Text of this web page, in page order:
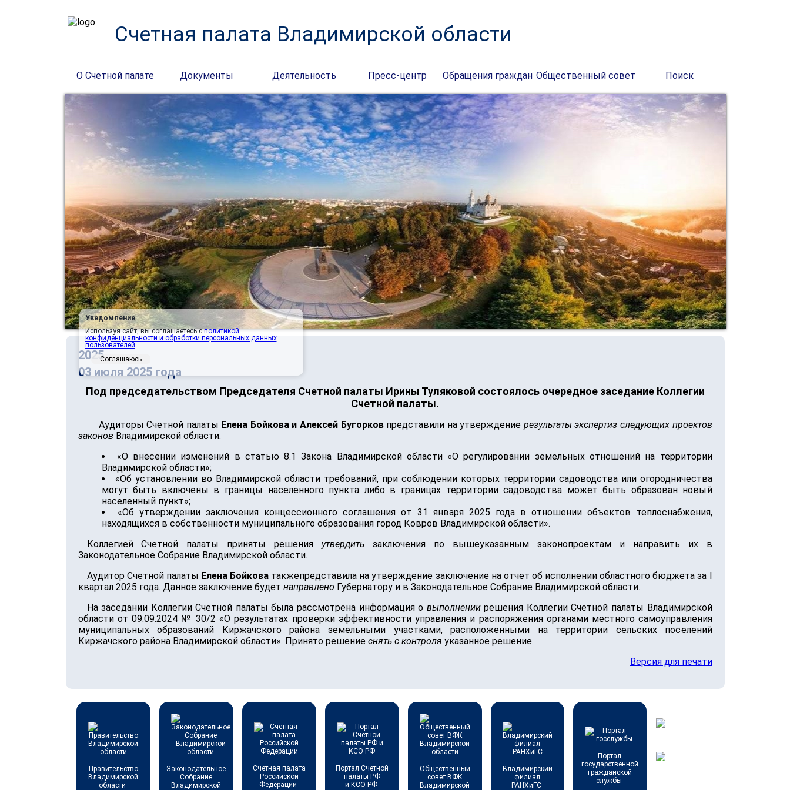
Счетная палата Владимирской области
О Счетной палате Документы Деятельность Пресс-центр Обращения граждан Общественный совет Поиск
2025
03 июля 2025 года
Под председательством Председателя Счетной палаты Ирины Туляковой состоялось очередное заседание Коллегии
Счетной палаты.
Аудиторы Счетной палаты Елена Бойкова и Алексей Бугорков представили на утверждение результаты экспертиз следующих проектов
законов Владимирской области:
«О внесении изменений в статью 8.1 Закона Владимирской области «О регулировании земельных отношений на территории
Владимирской области»;
«Об установлении во Владимирской области требований, при соблюдении которых территории садоводства или огородничества
могут быть включены в границы населенного пункта либо в границах территории садоводства может быть образован новый
населенный пункт»;
«Об утверждении заключения концессионного соглашения от 31 января 2025 года в отношении объектов теплоснабжения,
находящихся в собственности муниципального образования город Ковров Владимирской области».
Коллегией Счетной палаты приняты решения утвердить заключения по вышеуказанным законопроектам и направить их в
Законодательное Собрание Владимирской области.
Аудитор Счетной палаты Елена Бойкова такжепредставила на утверждение заключение на отчет об исполнении областного бюджета за I
квартал 2025 года. Данное заключение будет направлено Губернатору и в Законодательное Собрание Владимирской области.
На заседании Коллегии Счетной палаты была рассмотрена информация о выполнениирешения Коллегии Счетной палаты Владимирской
области от 09.09.2024 № 30/2 «О результатах проверки эффективности управления и распоряжения органами местного самоуправления
муниципальных образований Киржачского района земельными участками, расположенными на территории сельских поселений
Киржачского района Владимирской области». Принято решение снять с контроля указанное решение.
Версия для печати
Правительство
Владимирской
области
Законодательное
Собрание
Владимирской
Счетная палата
Российской
Федерации
Портал Счетной
палаты РФ
и КСО РФ
Общественный
совет ВФК
Владимирской
Владимирский
филиал
РАНХиГС
Портал
государственной
гражданской
службы
Уведомление
Используя сайт, вы соглашаетесь сполитикой
конфиденциальности и обработки персональных данных
пользователей.
Соглашаюсь